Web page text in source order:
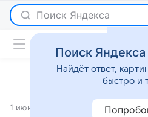
Поиск Яндекса
1 июня 2024 Светская жизнь
Поиск
Найдёт ответ,
быстро и